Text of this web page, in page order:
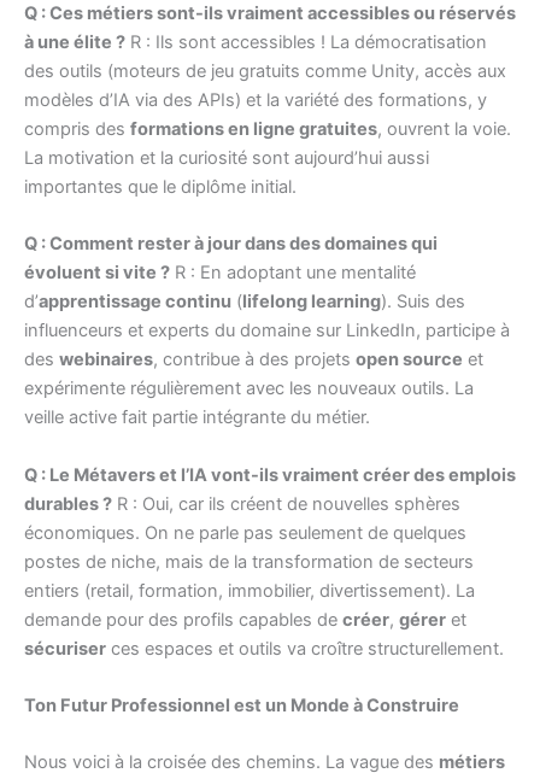
Q : Ces métiers sont-ils vraiment accessibles ou réservés
à une élite ? R : Ils sont accessibles ! La démocratisation
des outils (moteurs de jeu gratuits comme Unity, accès aux
modèles d’IA via des APIs) et la variété des formations, y
compris des formations en ligne gratuites, ouvrent la voie.
La motivation et la curiosité sont aujourd’hui aussi
importantes que le diplôme initial.
Q : Comment rester à jour dans des domaines qui
évoluent si vite ? R : En adoptant une mentalité
d’apprentissage continu (lifelong learning). Suis des
influenceurs et experts du domaine sur LinkedIn, participe à
des webinaires, contribue à des projets open source et
expérimente régulièrement avec les nouveaux outils. La
veille active fait partie intégrante du métier.
Q : Le Métavers et l’IA vont-ils vraiment créer des emplois
durables ? R : Oui, car ils créent de nouvelles sphères
économiques. On ne parle pas seulement de quelques
postes de niche, mais de la transformation de secteurs
entiers (retail, formation, immobilier, divertissement). La
demande pour des profils capables de créer, gérer et
sécuriser ces espaces et outils va croître structurellement.
Ton Futur Professionnel est un Monde à Construire
Nous voici à la croisée des chemins. La vague des métiers